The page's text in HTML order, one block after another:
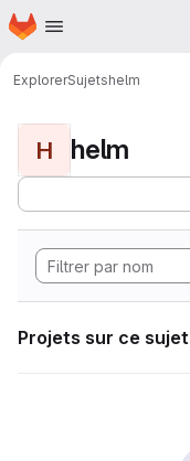
Passer au contenu principal
Page d'accueil
ExplorerSujetshelm
H helm
Projets sur ce sujet